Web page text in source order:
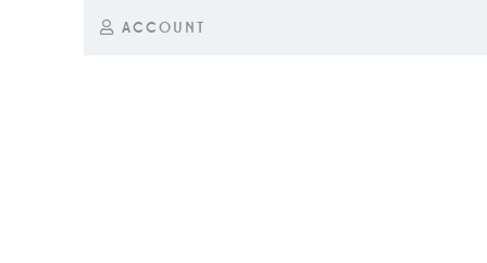
ACCOUNT